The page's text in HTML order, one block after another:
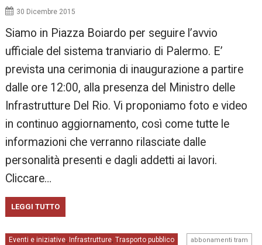
30 Dicembre 2015
Siamo in Piazza Boiardo per seguire l’avvio
ufficiale del sistema tranviario di Palermo. E’
prevista una cerimonia di inaugurazione a partire
dalle ore 12:00, alla presenza del Ministro delle
Infrastrutture Del Rio. Vi proponiamo foto e video
in continuo aggiornamento, così come tutte le
informazioni che verranno rilasciate dalle
personalità presenti e dagli addetti ai lavori.
Cliccare…
LEGGI TUTTO
Eventi e iniziative, Infrastrutture,Trasporto pubblico abbonamenti tram